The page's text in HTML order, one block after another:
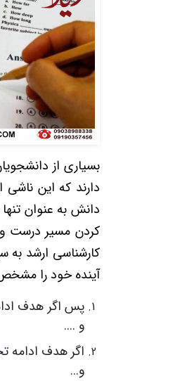
بسیاری از
دارند که این
دانش به عنوان
کردن مسیر درست و
کارشناسی ارشد
آینده خود را
پس اگر هدف
و ....
اگر هدف ادامه
و...